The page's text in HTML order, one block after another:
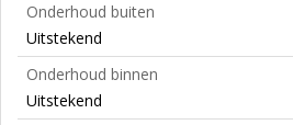
Onderhoud buiten
Uitstekend
Onderhoud binnen
Uitstekend